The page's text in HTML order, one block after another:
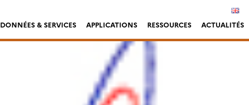
DONNÉES & SERVICES APPLICATIONS RESSOURCES ACTUALITÉS